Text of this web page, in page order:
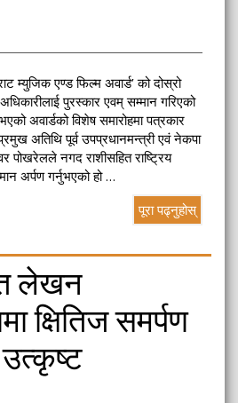
म्युजिक एण्ड फिल्म अवार्ड’ को दोस्रो
पुरस्कार एवम् सम्मान गरिएको
अवार्डको विशेष समारोहमा पत्रकार
अतिथि पूर्व उपप्रधानमन्त्री एवं नेकपा
पोखरेलले नगद राशीसहित राष्ट्रिय
अर्पण गर्नुभएको हो …
पूरा पढ्नुहोस्
लेखन
क्षितिज समर्पण
उत्कृष्ट